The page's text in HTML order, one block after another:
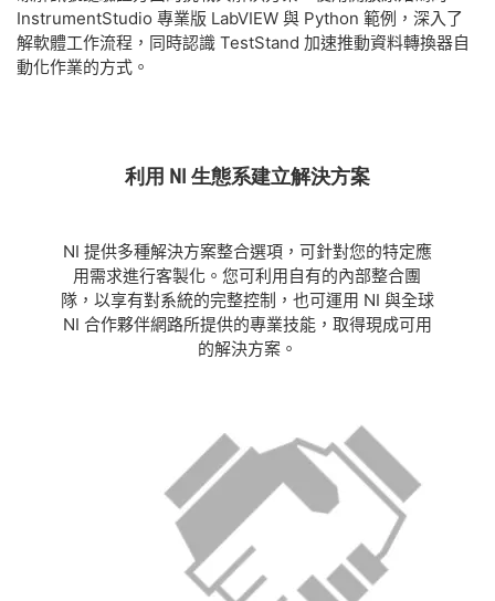
InstrumentStudio 專業版 LabVIEW 與 Python 範例，深入了
解軟體工作流程，同時認識 TestStand 加速推動資料轉換器自
動化作業的方式。
利用 NI 生態系建立解決方案
NI 提供多種解決方案整合選項，可針對您的特定應
用需求進行客製化。您可利用自有的內部整合團
隊，以享有對系統的完整控制，也可運用 NI 與全球
NI 合作夥伴網路所提供的專業技能，取得現成可用
的解決方案。